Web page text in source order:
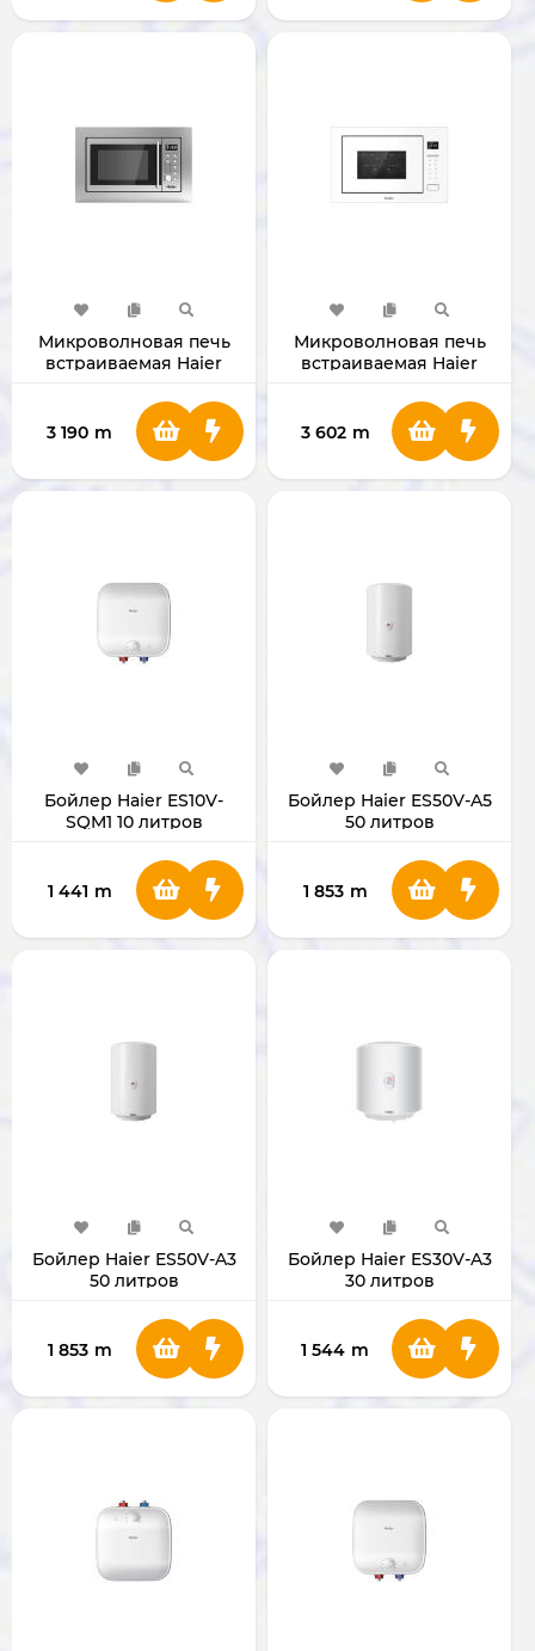
Микроволновая печь
встраиваемая Haier
3 190 m
Микроволновая печь
встраиваемая Haier
3 602 m
Бойлер Haier ES10V-
SQM1 10 литров
1 441 m
Бойлер Haier ES50V-A5
50 литров
1 853 m
Бойлер Haier ES50V-A3
50 литров
1 853 m
Бойлер Haier ES30V-A3
30 литров
1 544 m